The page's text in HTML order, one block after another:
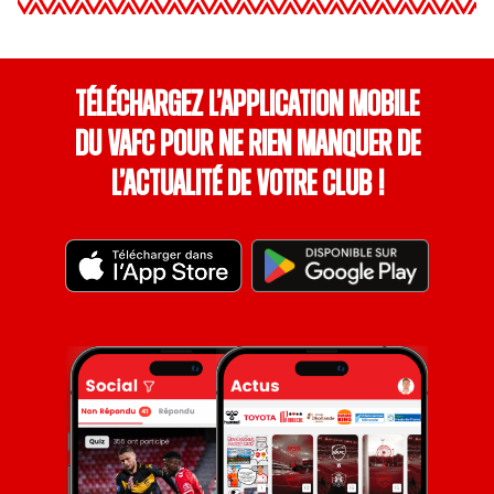
Téléchargez l’application mobile
du VAFC pour ne rien manquer de
l’actualité de votre club !